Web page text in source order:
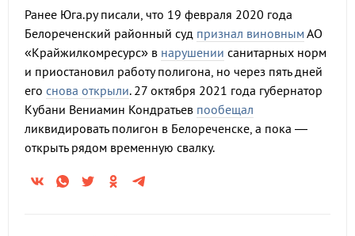
Ранее Юга.ру писали, что 19 февраля 2020 года
Белореченский районный суд признал виновным АО
«Крайжилкомресурс» в нарушении санитарных норм
и приостановил работу полигона, но через пять дней
его снова открыли. 27 октября 2021 года губернатор
Кубани Вениамин Кондратьев пообещал
ликвидировать полигон в Белореченске, а пока —
открыть рядом временную свалку.